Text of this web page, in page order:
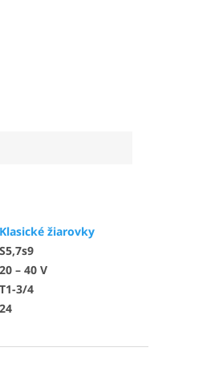
Klasické žiarovky
S5,7s9
20 – 40 V
T1-3/4
24